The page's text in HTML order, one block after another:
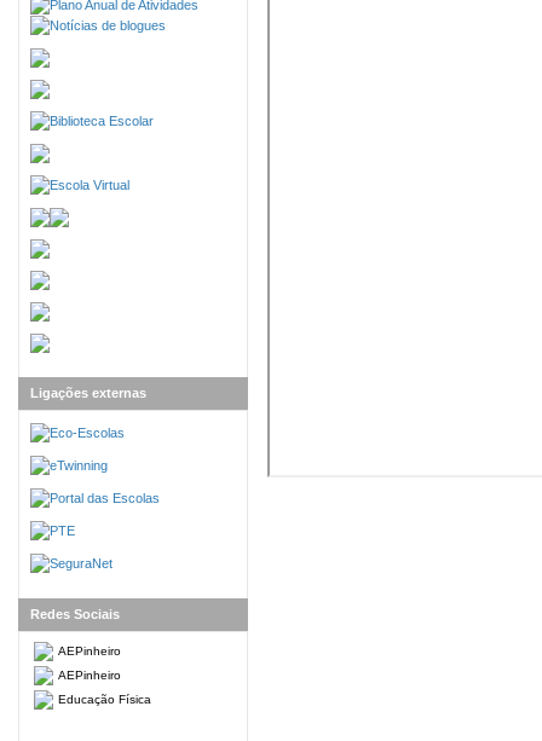
Ligações externas
Redes Sociais
AEPinheiro
AEPinheiro
Educação Física